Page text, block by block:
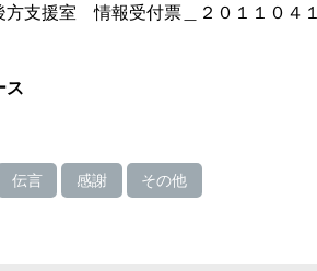
方支援室 情報受付票＿２０１１０４
ス
伝言 感謝 その他